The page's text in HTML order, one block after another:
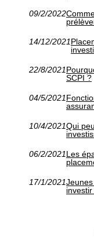
09/2/2022
14/12/2021
22/8/2021
SCPI ?
04/5/2021
10/4/2021Qui
06/2/2021Les
17/1/2021